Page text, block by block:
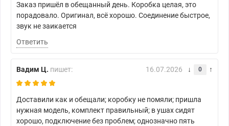
Заказ пришёл в обещанный день. Коробка целая, это
порадовало. Оригинал, всё хорошо. Соединение быстрое,
звук не заикается
Ответить
Вадим Ц. пишет: 16.07.2026 0
Доставили как и обещали; коробку не помяли; пришла
нужная модель, комплект правильный; в ушах сидят
хорошо, подключение без проблем; однозначно пять